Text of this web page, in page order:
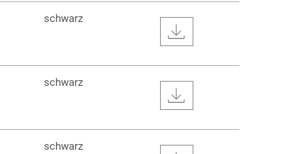
schwarz
schwarz
schwarz